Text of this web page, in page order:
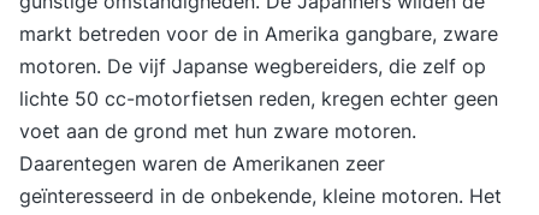
markt betreden voor de in Amerika gangbare, zware
motoren. De vijf Japanse wegbereiders, die zelf op
lichte 50 cc-motorfietsen reden, kregen echter geen
voet aan de grond met hun zware motoren.
Daarentegen waren de Amerikanen zeer
geïnteresseerd in de onbekende, kleine motoren. Het